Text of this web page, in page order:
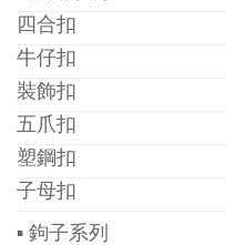
四合扣
牛仔扣
裝飾扣
五爪扣
塑鋼扣
子母扣
▪ 鉤子系列